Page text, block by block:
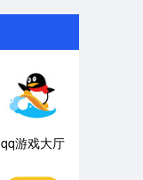
qq游戏大厅